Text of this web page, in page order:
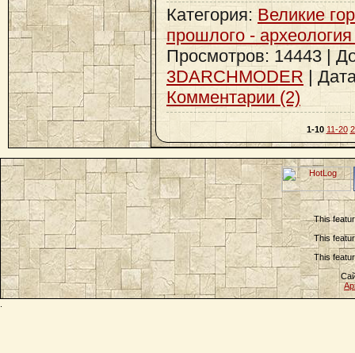
Категория: Великие
прошлого -
Просмотров: 14443 |
3DARCHMODER |
Комментарии (2)
1-10 11-20
This
This
This